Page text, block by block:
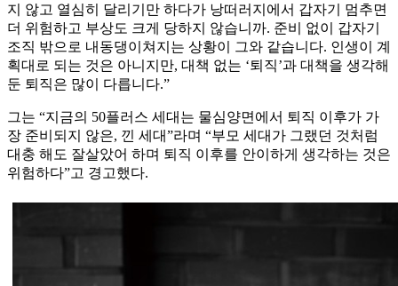
지 않고 열심히 달리기만 하다가 낭떠러지에서 갑자기 멈추면
더 위험하고 부상도 크게 당하지 않습니까. 준비 없이 갑자기
조직 밖으로 내동댕이쳐지는 상황이 그와 같습니다. 인생이 계
획대로 되는 것은 아니지만, 대책 없는 ‘퇴직’과 대책을 생각해
둔 퇴직은 많이 다릅니다.”
그는 “지금의 50플러스 세대는 물심양면에서 퇴직 이후가 가
장 준비되지 않은, 낀 세대”라며 “부모 세대가 그랬던 것처럼
대충 해도 잘살았어 하며 퇴직 이후를 안이하게 생각하는 것은
위험하다”고 경고했다.